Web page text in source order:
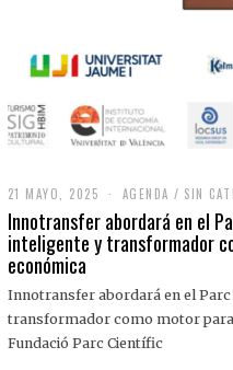
21 MAYO, 2025
M
A
Y
,
0
2
AGENDA / SIN
Innotransfer abordará en el
inteligente y transformador
económica
Innotransfer abordará en el
transformador como motor
Fundació Parc Científic